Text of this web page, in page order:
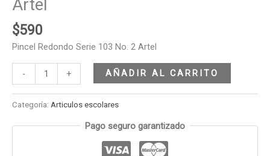
Artel
$590
Pincel Redondo Serie 103 No. 2 Artel
- + AÑADIR AL CARRITO
Categoría: Articulos escolares
Pago seguro garantizado